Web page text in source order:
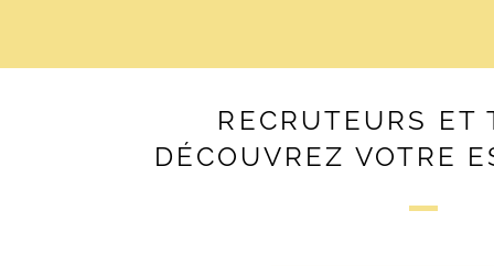
RECRUTEURS ET
DÉCOUVREZ VOTRE